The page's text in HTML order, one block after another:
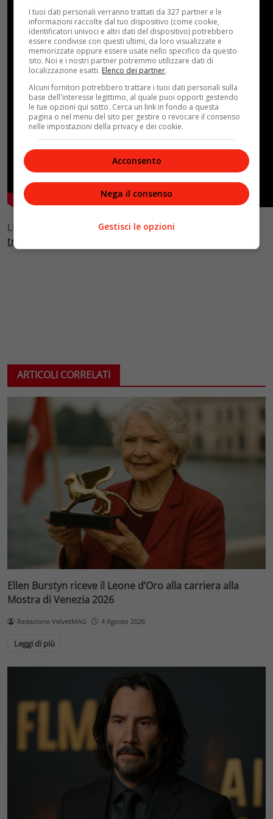
LEGGI ANCHE:
Christian Bale, il Batman dalle incredibili
trasformazioni (in attesa di Robert Pattinson)
ARTICOLI CORRELATI
Ellen Burstyn riceve il Leone d’Oro alla carriera alla
Mostra di Venezia 2026
Redazione VelvetMAG 4 Agosto 2026
Leggi di più
I tuoi dati personali verranno trattati da 327 partner e le
informazioni raccolte dal tuo dispositivo (come cookie,
identificatori univoci e altri dati del dispositivo) potrebbero
essere condivise con questi ultimi, da loro visualizzate e
memorizzate oppure essere usate nello specifico da questo
sito. Noi e i nostri partner potremmo utilizzare dati di
localizzazione esatti. Elenco dei partner.
Alcuni fornitori potrebbero trattare i tuoi dati personali sulla
base dell'interesse legittimo, al quale puoi opporti gestendo
le tue opzioni qui sotto. Cerca un link in fondo a questa
pagina o nel menu del sito per gestire o revocare il consenso
nelle impostazioni della privacy e dei cookie.
Acconsento
Nega il consenso
Gestisci le opzioni